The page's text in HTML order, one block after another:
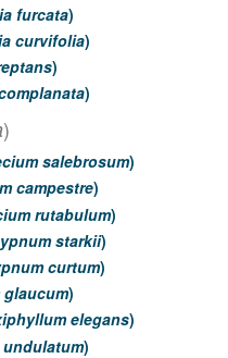
furcata)
curvifolia)
)
)
)
salebrosum)
campestre)
rutabulum)
starkii)
curtum)
)
elegans)
)